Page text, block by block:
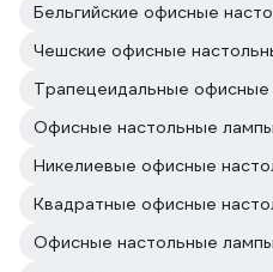
Бельгийские офисные
Чешские офисные
Трапецеидальные
Офисные настольные
Никелиевые офисные
Квадратные офисные
Офисные настольные